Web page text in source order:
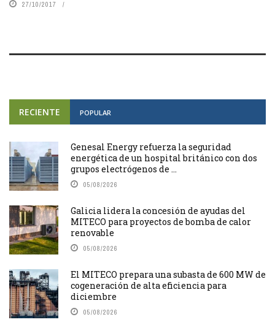
27/10/2017
RECIENTE POPULAR
Genesal Energy refuerza la seguridad
energética de un hospital británico con dos
grupos electrógenos de ...
05/08/2026
Galicia lidera la concesión de ayudas del
MITECO para proyectos de bomba de calor
renovable
05/08/2026
El MITECO prepara una subasta de 600 MW de
cogeneración de alta eficiencia para
diciembre
05/08/2026